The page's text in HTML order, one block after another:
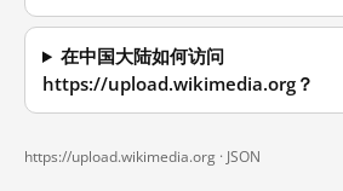
在中国大陆如何访问
https://upload.wikimedia.org？
https://upload.wikimedia.org · JSON